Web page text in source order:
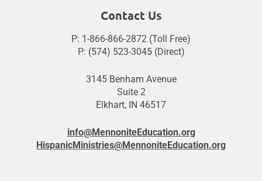
Contact Us
P: 1-866-866-2872 (Toll Free)
P: (574) 523-3045 (Direct)
3145 Benham Avenue
Suite 2
Elkhart, IN 46517
info@MennoniteEducation.org
HispanicMinistries@MennoniteEducation.org